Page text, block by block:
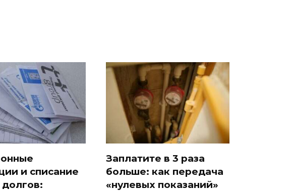
и списание
Заплатите в 3 раза
больше: как передача
«нулевых показаний»